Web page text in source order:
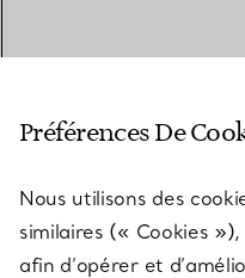
SERVICES
Préférences De
Nous utilisons des
similaires (« Cookies
afin d’opérer et